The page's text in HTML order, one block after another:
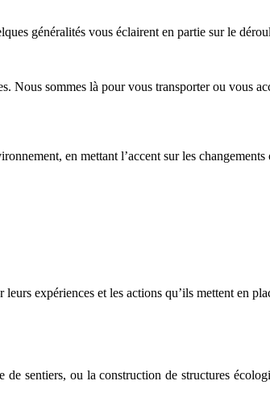
généralités vous éclairent en partie sur le
Nous sommes là pour vous transporter ou vous
en mettant l’accent sur les
expériences et les actions qu’ils mettent en
sentiers, ou la construction de structures